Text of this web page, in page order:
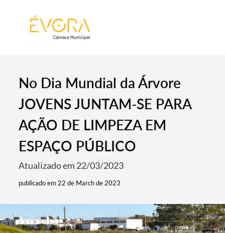
No Dia Mundial da Árvore
JOVENS JUNTAM-SE PARA
AÇÃO DE LIMPEZA EM
ESPAÇO PÚBLICO
Atualizado em 22/03/2023
publicado em 22 de March de 2023